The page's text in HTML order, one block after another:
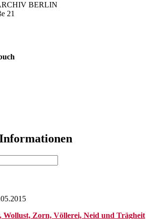
BERLIN
21
Wollust, Zorn, Völlerei, Neid und Trägheit